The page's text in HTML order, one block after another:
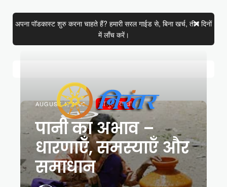
अपना पॉडकास्ट शुरु करना चाहते हैं? हमारी सरल गाईड से, बिना खर्च, तीन दिनों
में लाँच करें।
AUGUST 1, 2005 आमुख कथा
पानी का अभाव –
धारणाएँ, समस्याएँ और
समाधान